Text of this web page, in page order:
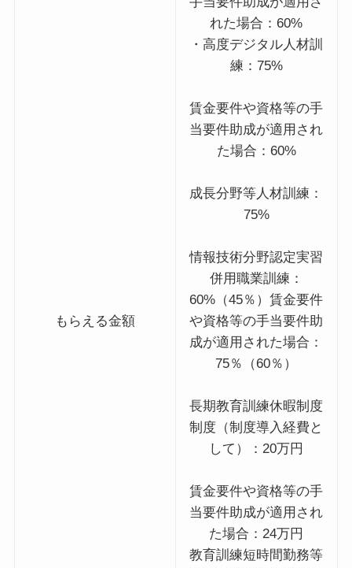
もらえる金額
れた場合：60%
・高度デジタル人材訓
練：75%
賃金要件や資格等の手
当要件助成が適用され
た場合：60%
成長分野等人材訓練：
75%
情報技術分野認定実習
併用職業訓練：
60%（45％）賃金要件
や資格等の手当要件助
成が適用された場合：
75％（60％）
長期教育訓練休暇制度
制度（制度導入経費と
して）：20万円
賃金要件や資格等の手
当要件助成が適用され
た場合：24万円
教育訓練短時間勤務等